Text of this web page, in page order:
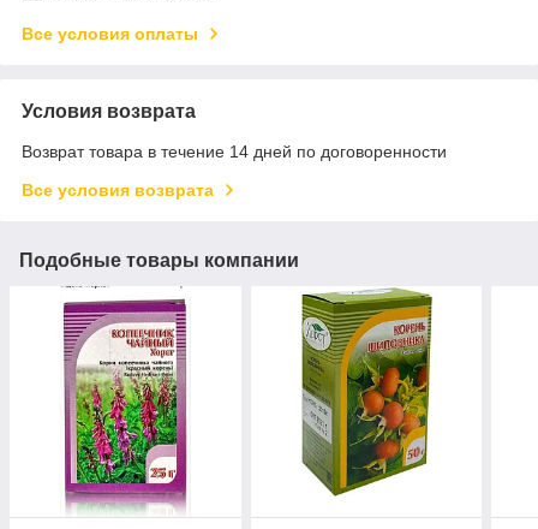
Все условия оплаты
Условия возврата
Возврат товара в течение 14 дней по договоренности
Все условия возврата
Подобные товары компании